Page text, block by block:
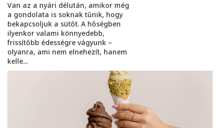
Van az a nyári délután, amikor még
a gondolata is soknak tűnik, hogy
bekapcsoljuk a sütőt. A hőségben
ilyenkor valami könnyedebb,
frissítőbb édességre vágyunk –
olyanra, ami nem elnehezít, hanem
kelle...